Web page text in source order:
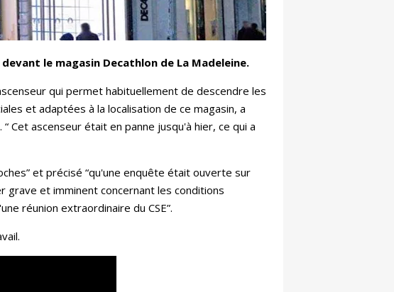
le magasin Decathlon de La Madeleine.
qui permet habituellement de descendre les
et adaptées à la localisation de ce magasin, a
Cet ascenseur était en panne jusqu'à hier, ce qui a
et précisé “qu'une enquête était ouverte sur
grave et imminent concernant les conditions
réunion extraordinaire du CSE”.